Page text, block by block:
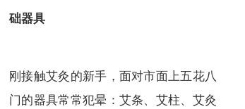
础器具
刚接触艾灸的新手，面对市面上五花八
门的器具常常犯晕：艾条、艾柱、艾灸